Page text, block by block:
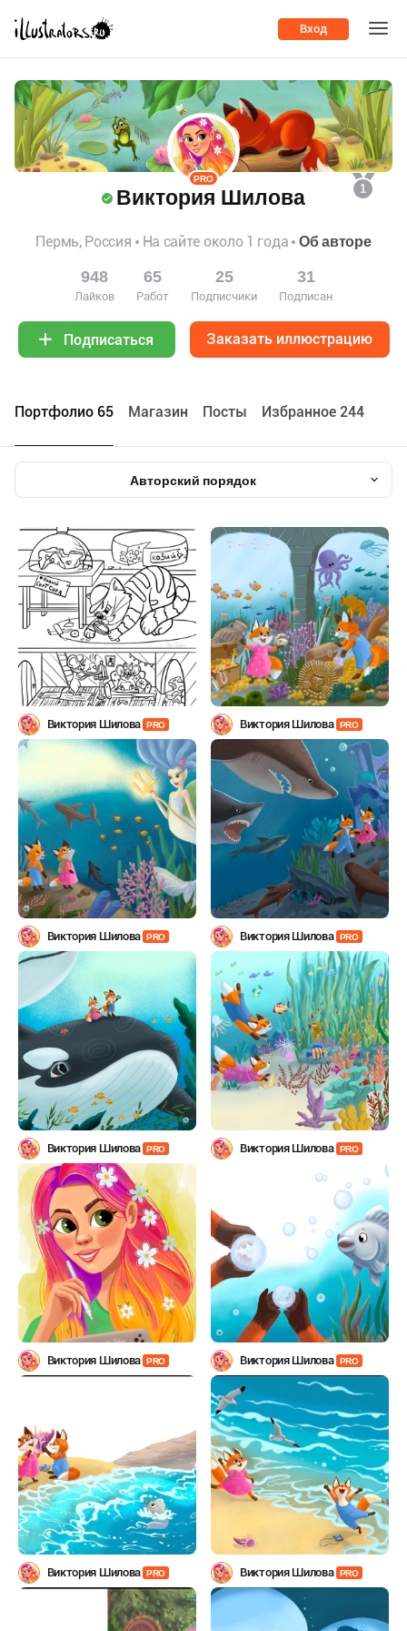
Вход
1
PRO
Виктория Шилова
Пермь, Россия На сайте около 1 года Об авторе
948
Лайков
65
Работ
25
Подписчики
31
Подписан
Подписаться Заказать иллюстрацию
Портфолио 65 Maгазин Посты Избранное 244
Авторский порядок
Виктория Шилова PRO Виктория Шилова PRO
Виктория Шилова PRO Виктория Шилова PRO
Виктория Шилова PRO Виктория Шилова PRO
Виктория Шилова PRO Виктория Шилова PRO
Виктория Шилова PRO Виктория Шилова PRO